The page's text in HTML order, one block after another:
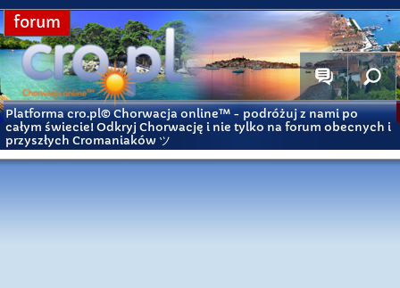
forum
Platforma cro.pl© Chorwacja online™ - podróżuj z nami po
całym świecie! Odkryj Chorwację i nie tylko na forum obecnych i
przyszłych Cromaniaków ツ